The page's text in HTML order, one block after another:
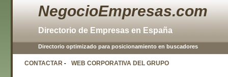
NegocioEmpresas.com
Directorio de Empresas en España
Directorio optimizado para posicionamiento en buscadores
CONTACTAR - WEB CORPORATIVA DEL GRUPO